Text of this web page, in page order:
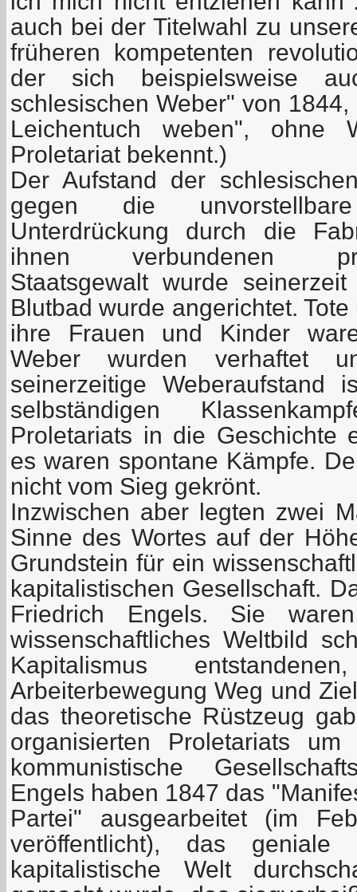
auch bei der Titelwahl zu
früheren kompetenten
der sich beispielsweise
schlesischen Weber" von
Leichentuch weben", ohne
Proletariat bekennt.)
Der Aufstand der
gegen die
Unterdrückung durch die
ihnen verbundenen
Staatsgewalt wurde
Blutbad wurde angerichtet.
ihre Frauen und Kinder
Weber wurden verhaftet
seinerzeitige
selbständigen
Proletariats in die Geschichte
es waren spontane Kämpfe.
nicht vom Sieg gekrönt.
Inzwischen aber legten zwei
Sinne des Wortes auf der
Grundstein für ein
kapitalistischen Gesellschaft.
Friedrich Engels. Sie
wissenschaftliches Weltbild
Kapitalismus
Arbeiterbewegung Weg und
das theoretische Rüstzeug
organisierten Proletariats
kommunistische
Engels haben 1847 das
Partei" ausgearbeitet (im
veröffentlicht), das
kapitalistische Welt